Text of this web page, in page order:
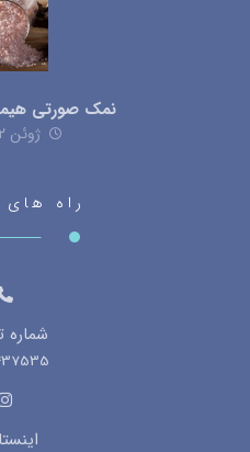
نمک صورتی
ژوئن ۱۲, ۲۰۲۶
راه های